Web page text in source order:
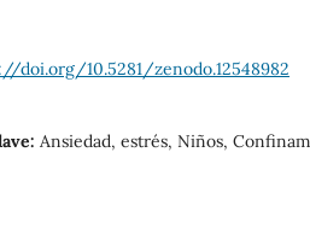
doi.org/10.5281/zenodo.12548982
Ansiedad, estrés, Niños,